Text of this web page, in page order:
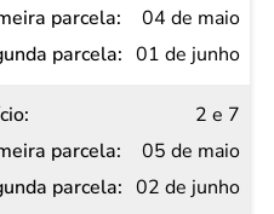
04 de maio
01 de junho
2 e 7
05 de maio
02 de junho